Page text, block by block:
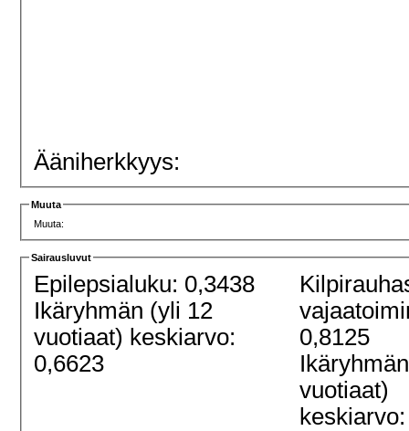
Ääniherkkyys:
Muuta
Muuta:
Sairausluvut
Epilepsialuku: 0,3438
Ikäryhmän (yli 12
vuotiaat) keskiarvo:
0,6623
0,8125
vuotiaat)